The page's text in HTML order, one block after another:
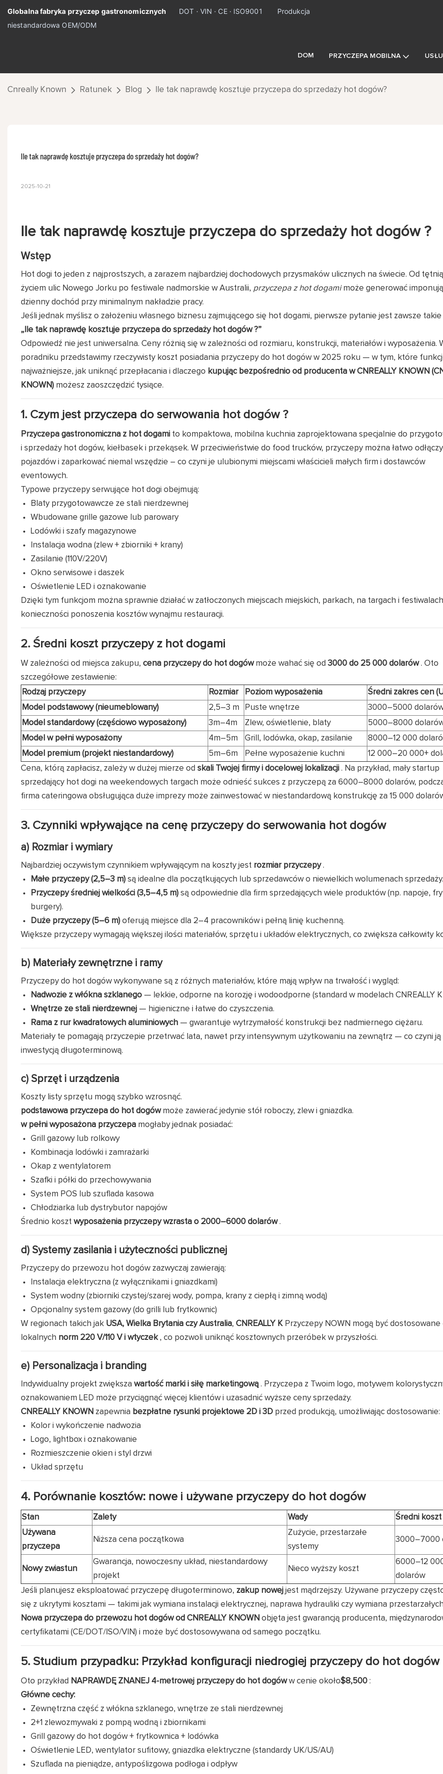
Globalna fabryka przyczep gastronomicznych DOT · VIN · CE · ISO9001
Produkcja
niestandardowa OEM/ODM
DOM PRZYCZEPA MOBILNA
Cnreally Known Ratunek Blog Ile tak naprawdę kosztuje przyczepa do sprzedaży hot dogów?
Ile tak naprawdę kosztuje przyczepa do sprzedaży hot dogów?
2025-10-21
Ile tak naprawdę kosztuje przyczepa do sprzedaży hot dogów?
Wstęp
Hot dogi to jeden z najprostszych, a zarazem najbardziej dochodowych przysmaków ulicznych na świecie. Od
życiem ulic Nowego Jorku po festiwale nadmorskie w Australii, przyczepa z hot dogamimoże generować
dzienny dochód przy minimalnym nakładzie pracy.
Jeśli jednak myślisz o założeniu własnego biznesu zajmującego się hot dogami, pierwsze pytanie jest zawsze takie
„Ile tak naprawdę kosztuje przyczepa do sprzedaży hot dogów?”
Odpowiedź nie jest uniwersalna. Ceny różnią się w zależności od rozmiaru, konstrukcji, materiałów i wyposażenia.
poradniku przedstawimy rzeczywisty koszt posiadania przyczepy do hot dogów w 2025 roku — w tym, które
najważniejsze, jak uniknąć przepłacania i dlaczego kupując bezpośrednio od producenta w CNREALLY KNOWN
KNOWN)możesz zaoszczędzić tysiące.
1. Czym jest przyczepa do serwowania hot dogów?
Przyczepa gastronomiczna z hot dogamito kompaktowa, mobilna kuchnia zaprojektowana specjalnie do
i sprzedaży hot dogów, kiełbasek i przekąsek. W przeciwieństwie do food trucków, przyczepy można łatwo
pojazdów i zaparkować niemal wszędzie – co czyni je ulubionymi miejscami właścicieli małych firm i dostawców
eventowych.
Typowe przyczepy serwujące hot dogi obejmują:
Blaty przygotowawcze ze stali nierdzewnej
Wbudowane grille gazowe lub parowary
Lodówki i szafy magazynowe
Instalacja wodna (zlew + zbiorniki + krany)
Zasilanie (110V/220V)
Okno serwisowe i daszek
Oświetlenie LED i oznakowanie
Dzięki tym funkcjom można sprawnie działać w zatłoczonych miejscach miejskich, parkach, na targach i
konieczności ponoszenia kosztów wynajmu restauracji.
2. Średni koszt przyczepy z hot dogami
W zależności od miejsca zakupu, cena przyczepy do hot dogówmoże wahać się od 3000 do 25 000 dolarów. Oto
szczegółowe zestawienie:
Rodzaj przyczepy
Rozmiar Poziom wyposażenia
Średni zakres cen
Model podstawowy (nieumeblowany)
2,5–3 m Puste wnętrze
3000–5000
Model standardowy (częściowo wyposażony)
3m–4m Zlew, oświetlenie, blaty
5000–8000
Model w pełni wyposażony
4m–5m Grill, lodówka, okap, zasilanie
8000–12 000
Model premium (projekt niestandardowy)
5m–6m Pełne wyposażenie kuchni
12 000–20 000+
Cena, którą zapłacisz, zależy w dużej mierze od skali Twojej firmy i docelowej lokalizacji. Na przykład, mały startup
sprzedający hot dogi na weekendowych targach może odnieść sukces z przyczepą za 6000–8000 dolarów,
firma cateringowa obsługująca duże imprezy może zainwestować w niestandardową konstrukcję za 15 000
3. Czynniki wpływające na cenę przyczepy do serwowania hot dogów
a) Rozmiar i wymiary
Najbardziej oczywistym czynnikiem wpływającym na koszty jest rozmiar przyczepy.
Małe przyczepy (2,5–3 m) są idealne dla początkujących lub sprzedawców o niewielkich wolumenach
Przyczepy średniej wielkości (3,5–4,5 m) są odpowiednie dla firm sprzedających wiele produktów (np. napoje,
burgery).
Duże przyczepy (5–6 m) oferują miejsce dla 2–4 ​​pracowników i pełną linię kuchenną.
Większe przyczepy wymagają większej ilości materiałów, sprzętu i układów elektrycznych, co zwiększa całkowity
b) Materiały zewnętrzne i ramy
Przyczepy do hot dogów wykonywane są z różnych materiałów, które mają wpływ na trwałość i wygląd:
Nadwozie z włókna szklanego — lekkie, odporne na korozję i wodoodporne (standard w modelach CNREALLY
Wnętrze ze stali nierdzewnej — higieniczne i łatwe do czyszczenia.
Rama z rur kwadratowych aluminiowych — gwarantuje wytrzymałość konstrukcji bez nadmiernego ciężaru.
Materiały te pomagają przyczepie przetrwać lata, nawet przy intensywnym użytkowaniu na zewnątrz — co czyni ją
inwestycją długoterminową.
c) Sprzęt i urządzenia
Koszty listy sprzętu mogą szybko wzrosnąć.
podstawowa przyczepa do hot dogówmoże zawierać jedynie stół roboczy, zlew i gniazdka.
w pełni wyposażona przyczepamogłaby jednak posiadać:
Grill gazowy lub rolkowy
Kombinacja lodówki i zamrażarki
Okap z wentylatorem
Szafki i półki do przechowywania
System POS lub szuflada kasowa
Chłodziarka lub dystrybutor napojów
Średnio koszt wyposażenia przyczepy wzrasta o 2000–6000 dolarów.
d) Systemy zasilania i użyteczności publicznej
Przyczepy do przewozu hot dogów zazwyczaj zawierają:
Instalacja elektryczna (z wyłącznikami i gniazdkami)
System wodny (zbiorniki czystej/szarej wody, pompa, krany z ciepłą i zimną wodą)
Opcjonalny system gazowy (do grilli lub frytkownic)
W regionach takich jak USA, Wielka Brytania czy Australia, CNREALLY KPrzyczepy NOWN mogą być dostosowane
lokalnych norm 220 V/110 V i wtyczek, co pozwoli uniknąć kosztownych przeróbek w przyszłości.
e) Personalizacja i branding
Indywidualny projekt zwiększa wartość marki i siłę marketingową. Przyczepa z Twoim logo, motywem
oznakowaniem LED może przyciągnąć więcej klientów i uzasadnić wyższe ceny sprzedaży.
CNREALLY KNOWN zapewnia bezpłatne rysunki projektowe 2D i 3Dprzed produkcją, umożliwiając dostosowanie:
Kolor i wykończenie nadwozia
Logo, lightbox i oznakowanie
Rozmieszczenie okien i styl drzwi
Układ sprzętu
4. Porównanie kosztów: nowe i używane przyczepy do hot dogów
Stan Zalety Wady
Średni koszt
Używana
przyczepa
Niższa cena początkowa
Zużycie, przestarzałe
systemy
3000–7000
Nowy zwiastun
Gwarancja, nowoczesny układ, niestandardowy
projekt
Nieco wyższy koszt
6000–12
dolarów
Jeśli planujesz eksploatować przyczepę długoterminowo, zakup nowejjest mądrzejszy. Używane przyczepy
się z ukrytymi kosztami — takimi jak wymiana instalacji elektrycznej, naprawa hydrauliki czy wymiana
Nowa przyczepa do przewozu hot dogów od CNREALLY KNOWN objęta jest gwarancją producenta,
certyfikatami (CE/DOT/ISO/VIN) i może być dostosowywana od samego początku.
5. Studium przypadku: Przykład konfiguracji niedrogiej przyczepy do hot dogów
Oto przykład NAPRAWDĘ ZNANEJ 4-metrowej przyczepy do hot dogóww cenie około$8,500:
Główne cechy:
Zewnętrzna część z włókna szklanego, wnętrze ze stali nierdzewnej
2+1 zlewozmywaki z pompą wodną i zbiornikami
Grill gazowy do hot dogów + frytkownica + lodówka
Oświetlenie LED, wentylator sufitowy, gniazdka elektryczne (standardy UK/US/AU)
Szuflada na pieniądze, antypoślizgowa podłoga i odpływ